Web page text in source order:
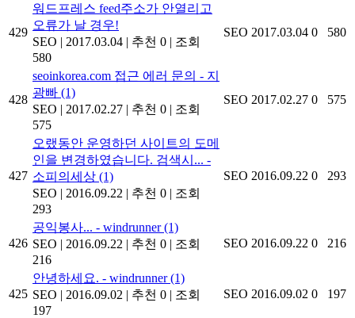
429
워드프레스 feed주소가 안열리고
오류가 날 경우!
SEO | 2017.03.04 | 추천 0 | 조회
580
SEO 2017.03.04 0 580
428
seoinkorea.com 접근 에러 문의 - 지
광빠 (1)
SEO | 2017.02.27 | 추천 0 | 조회
575
SEO 2017.02.27 0 575
427
오랬동안 운영하던 사이트의 도메
인을 변경하였습니다. 검색시... -
소피의세상 (1)
SEO | 2016.09.22 | 추천 0 | 조회
293
SEO 2016.09.22 0 293
426
공익봉사... - windrunner(1)
SEO | 2016.09.22 | 추천 0 | 조회
216
SEO 2016.09.22 0 216
425
안녕하세요. - windrunner(1)
SEO | 2016.09.02 | 추천 0 | 조회
197
SEO 2016.09.02 0 197